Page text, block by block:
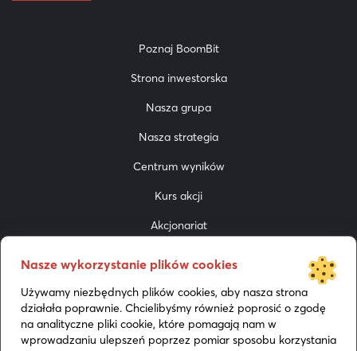
Poznaj BoomBit
Strona inwestorska
Nasza grupa
Nasza strategia
Centrum wyników
Kurs akcji
Akcjonariat
Prezentacje
Media
Nasze wykorzystanie plików cookies
Używamy niezbędnych plików cookies, aby nasza strona
działała poprawnie. Chcielibyśmy również poprosić o zgodę
na analityczne pliki cookie, które pomagają nam w
wprowadzaniu ulepszeń poprzez pomiar sposobu korzystania